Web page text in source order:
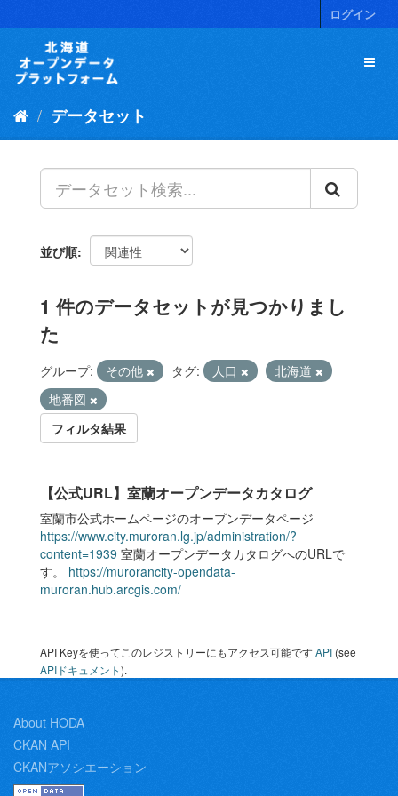
キ
ログイン
データセット
並び順
1 件のデータセットが見つかりまし
た
グループ: その他 タグ: 人口
北海道
地番図
フィルタ結果
【公式URL】室蘭オープンデータカタログ
室蘭市公式ホームページのオープンデータページ
https://www.city.muroran.lg.jp/administration/?
content=1939 室蘭オープンデータカタログへのURLで
す。 https://murorancity-opendata-
muroran.hub.arcgis.com/
API Keyを使ってこのレジストリーにもアクセス可能ですAPI (see
APIドキュメント).
About HODA
CKAN API
CKANアソシエーション